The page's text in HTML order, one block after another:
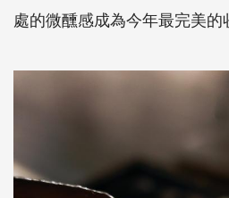
處的微醺感成為今年最完美的